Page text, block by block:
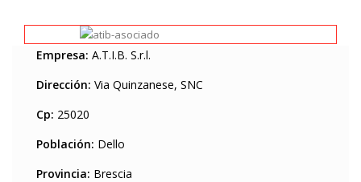
Empresa: A.T.I.B. S.r.l.
Dirección: Via Quinzanese, SNC
Cp: 25020
Población: Dello
Provincia: Brescia